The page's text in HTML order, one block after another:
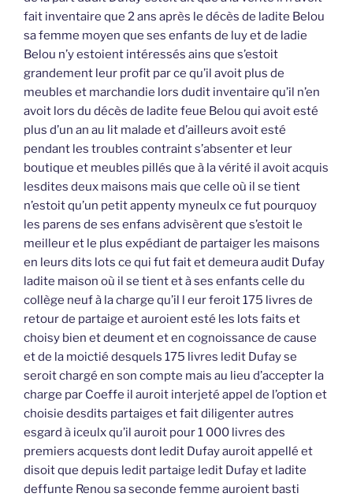
fait inventaire que 2 ans après le décès de ladite Belou
sa femme moyen que ses enfants de luy et de ladie
Belou n’y estoient intéressés ains que s’estoit
grandement leur profit par ce qu’il avoit plus de
meubles et marchandie lors dudit inventaire qu’il n’en
avoit lors du décès de ladite feue Belou qui avoit esté
plus d’un an au lit malade et d’ailleurs avoit esté
pendant les troubles contraint s’absenter et leur
boutique et meubles pillés que à la vérité il avoit acquis
lesdites deux maisons mais que celle où il se tient
n’estoit qu’un petit appenty myneulx ce fut pourquoy
les parens de ses enfans advisèrent que s’estoit le
meilleur et le plus expédiant de partaiger les maisons
en leurs dits lots ce qui fut fait et demeura audit Dufay
ladite maison où il se tient et à ses enfants celle du
collège neuf à la charge qu’il l eur feroit 175 livres de
retour de partaige et auroient esté les lots faits et
choisy bien et deument et en cognoissance de cause
et de la moictié desquels 175 livres ledit Dufay se
seroit chargé en son compte mais au lieu d’accepter la
charge par Coeffe il auroit interjeté appel de l’option et
choisie desdits partaiges et fait diligenter autres
esgard à iceulx qu’il auroit pour 1 000 livres des
premiers acquests dont ledit Dufay auroit appellé et
disoit que depuis ledit partaige ledit Dufay et ladite
deffunte Renou sa seconde femme auroient basti